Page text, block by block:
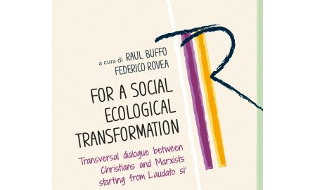
AGGIUNGI AL CARRELLO